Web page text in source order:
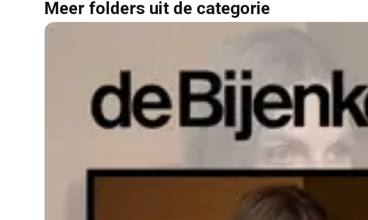
Meer folders uit de categorie